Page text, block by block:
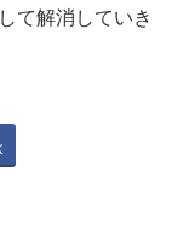
て解消していき